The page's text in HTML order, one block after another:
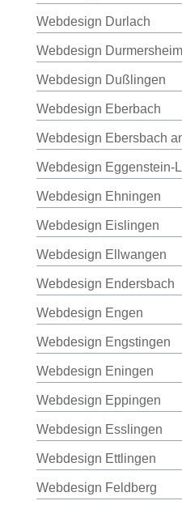
Webdesign Durlach
Webdesign Durmersheim
Webdesign Dußlingen
Webdesign Eberbach
Webdesign Ebersbach
Webdesign Eggenstein-
Webdesign Ehningen
Webdesign Eislingen
Webdesign Ellwangen
Webdesign Endersbach
Webdesign Engen
Webdesign Engstingen
Webdesign Eningen
Webdesign Eppingen
Webdesign Esslingen
Webdesign Ettlingen
Webdesign Feldberg